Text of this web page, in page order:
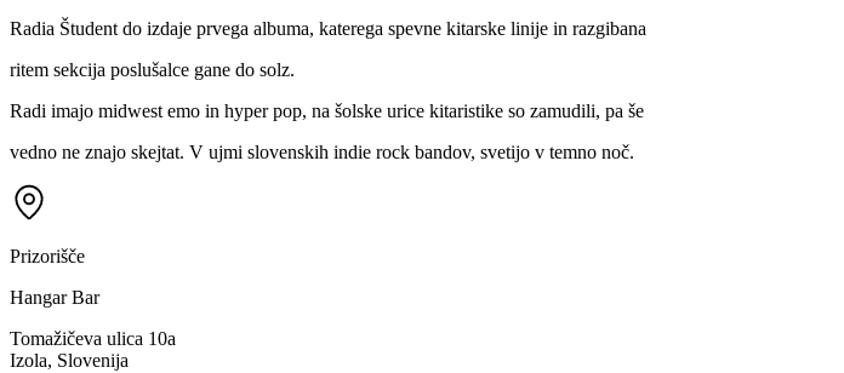
Radia Študent do izdaje prvega albuma, katerega spevne kitarske linije in razgibana
ritem sekcija poslušalce gane do solz.
Radi imajo midwest emo in hyper pop, na šolske urice kitaristike so zamudili, pa še
vedno ne znajo skejtat. V ujmi slovenskih indie rock bandov, svetijo v temno noč.
Prizorišče
Hangar Bar
Tomažičeva ulica 10a
Izola, Slovenija